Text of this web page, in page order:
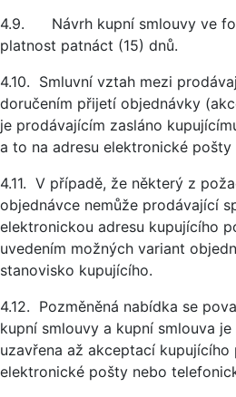
4.9. Návrh kupní smlouvy ve
platnost patnáct (15) dnů.
4.10. Smluvní vztah mezi
doručením přijetí objednávky
je prodávajícím zasláno
a to na adresu elektronické pošty
4.11. V případě, že některý z
objednávce nemůže prodávající
elektronickou adresu kupujícího
uvedením možných variant
stanovisko kupujícího.
4.12. Pozměněná nabídka se
kupní smlouvy a kupní smlouva
uzavřena až akceptací
elektronické pošty nebo